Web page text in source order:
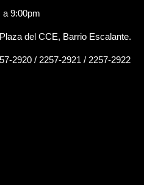
a 9:00pm
del CCE, Barrio Escalante.
2920 / 2257-2921 / 2257-2922